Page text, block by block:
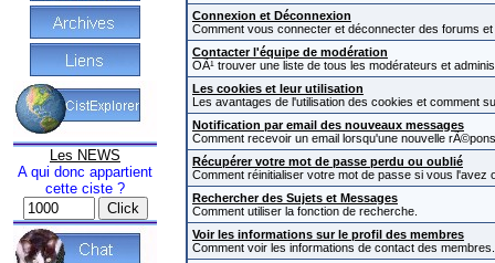
Les NEWS
A qui donc appartient
cette ciste ?
Connexion et Déconnexion
Comment vous connecter et déconnecter des forums
Contacter l'équipe de modération
OÃ¹ trouver une liste de tous les modérateurs et
Les cookies et leur utilisation
Les avantages de l'utilisation des cookies et comment
Notification par email des nouveaux messages
Comment recevoir un email lorsqu'une nouvelle
Récupérer votre mot de passe perdu ou oublié
Comment réinitialiser votre mot de passe si vous l'avez
Rechercher des Sujets et Messages
Comment utiliser la fonction de recherche.
Voir les informations sur le profil des membres
Comment voir les informations de contact des membres.